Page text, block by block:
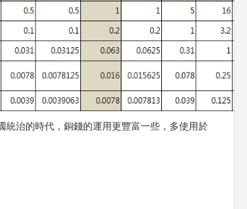
治的時代，銅錢的運用更豐富一些，多使用於